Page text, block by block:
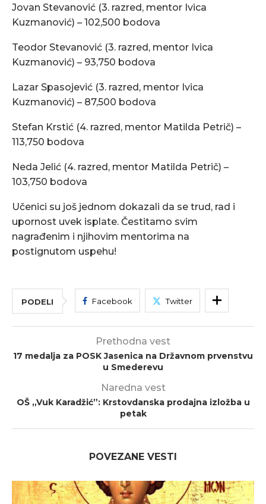
Jovan Stevanović (3. razred, mentor Ivica
Kuzmanović) – 102,500 bodova
Teodor Stevanović (3. razred, mentor Ivica
Kuzmanović) – 93,750 bodova
Lazar Spasojević (3. razred, mentor Ivica
Kuzmanović) – 87,500 bodova
Stefan Krstić (4. razred, mentor Matilda Petrič) –
113,750 bodova
Neda Jelić (4. razred, mentor Matilda Petrič) –
103,750 bodova
Učenici su još jednom dokazali da se trud, rad i
upornost uvek isplate. Čestitamo svim
nagrađenim i njihovim mentorima na
postignutom uspehu!
PODELI Facebook Twitter
Prethodna vest
17 medalja za POSK Jasenica na Državnom prvenstvu
u Smederevu
Naredna vest
OŠ „Vuk Karadžić”: Krstovdanska prodajna izložba u
petak
POVEZANE VESTI